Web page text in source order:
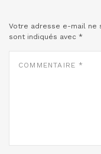
Votre adresse e-mail ne
sont indiqués avec *